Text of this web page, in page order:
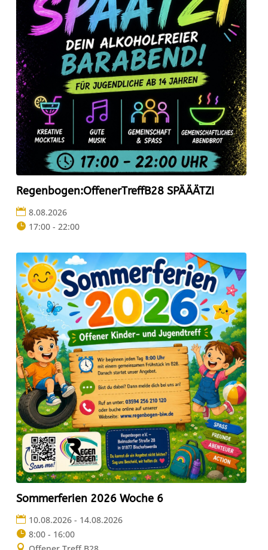
Regenbogen:OffenerTreffB28 SPÄÄÄTZI
8.08.2026
17:00 - 22:00
Sommerferien 2026 Woche 6
10.08.2026 - 14.08.2026
8:00 - 16:00